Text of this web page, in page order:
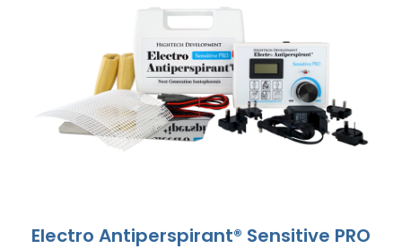
Electro Antiperspirant® Sensitive PRO